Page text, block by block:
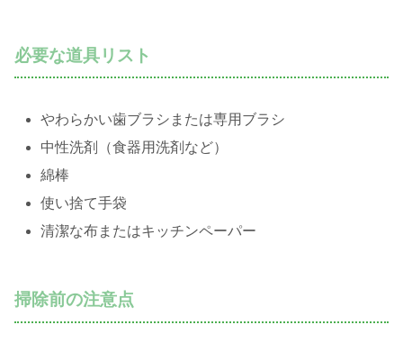
必要な道具リスト
やわらかい歯ブラシまたは専用ブラシ
中性洗剤（食器用洗剤など）
綿棒
使い捨て手袋
清潔な布またはキッチンペーパー
掃除前の注意点